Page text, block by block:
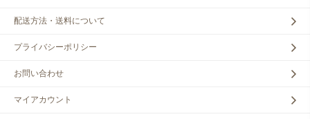
配送方法・送料について
プライバシーポリシー
お問い合わせ
マイアカウント